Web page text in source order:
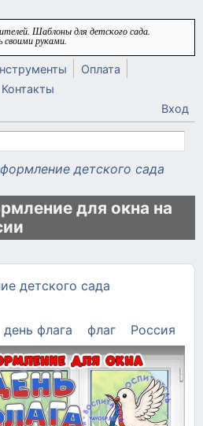
Шаблоны для детского сада.
руками.
Оплата
Контакты
Вход
детского сада
для окна на
детского сада
день флага флаг Россия